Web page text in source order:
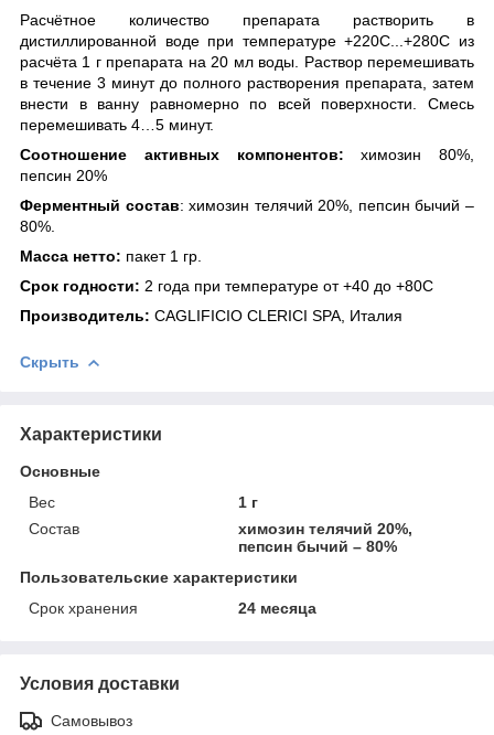
Расчётное количество препарата растворить в
дистиллированной воде при температуре +220С...+280С из
расчёта 1 г препарата на 20 мл воды. Раствор перемешивать
в течение 3 минут до полного растворения препарата, затем
внести в ванну равномерно по всей поверхности. Смесь
перемешивать 4…5 минут.
Соотношение активных компонентов: химозин 80%,
пепсин 20%
Ферментный состав: химозин телячий 20%, пепсин бычий –
80%.
Масса нетто: пакет 1 гр.
Срок годности: 2 года при температуре от +40 до +80С
Производитель: CAGLIFICIO CLERICI SPA, Италия
Скрыть
Характеристики
Основные
Вес
1 г
Состав
химозин телячий 20%,
пепсин бычий – 80%
Пользовательские характеристики
Срок хранения
24 месяца
Условия доставки
Самовывоз